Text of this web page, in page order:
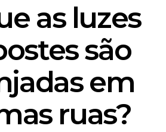
as luzes
são
em
ruas?